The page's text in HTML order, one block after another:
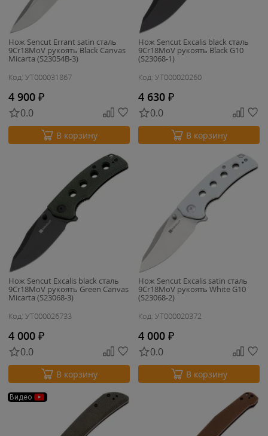
Нож Sencut Errant satin сталь
9Cr18MoV рукоять Black Canvas
Micarta (S23054B-3)
Код: УТ000031867
4 900 ₽
0.0
В корзину
Нож Sencut Excalis black сталь
9Cr18MoV рукоять Black G10
(S23068-1)
Код: УТ000020260
4 630 ₽
0.0
В корзину
Нож Sencut Excalis black сталь
9Cr18MoV рукоять Green Canvas
Micarta (S23068-3)
Код: УТ000026733
4 000 ₽
0.0
В корзину
Нож Sencut Excalis satin сталь
9Cr18MoV рукоять White G10
(S23068-2)
Код: УТ000020372
4 000 ₽
0.0
В корзину
Видео